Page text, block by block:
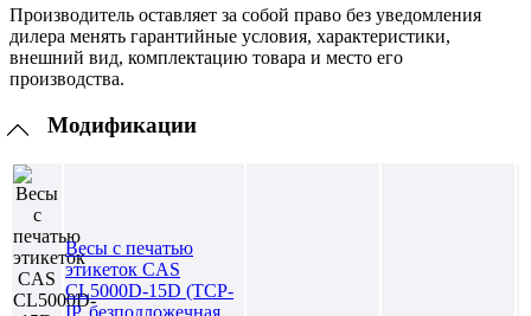
Производитель оставляет за собой право без уведомления
дилера менять гарантийные условия, характеристики,
внешний вид, комплектацию товара и место его
производства.
Модификации
Весы с печатью
этикеток CAS
CL5000D-15D (TCP-
IP, безподложечная